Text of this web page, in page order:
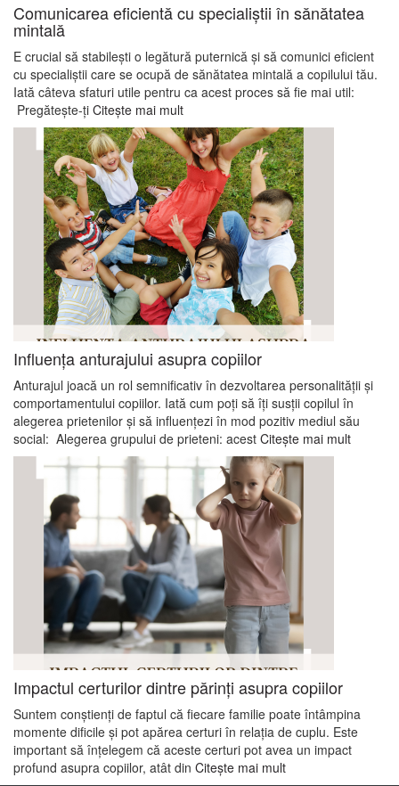
Comunicarea eficientă cu specialiștii în sănătatea
mintală
E crucial să stabilești o legătură puternică și să comunici eficient
cu specialiștii care se ocupă de sănătatea mintală a copilului tău.
Iată câteva sfaturi utile pentru ca acest proces să fie mai util:
Pregătește-ți Citește mai mult
Influența anturajului asupra copiilor
Anturajul joacă un rol semnificativ în dezvoltarea personalității și
comportamentului copiilor. Iată cum poți să îți susții copilul în
alegerea prietenilor și să influențezi în mod pozitiv mediul său
social: Alegerea grupului de prieteni: acest Citește mai mult
Impactul certurilor dintre părinți asupra copiilor
Suntem conștienți de faptul că fiecare familie poate întâmpina
momente dificile și pot apărea certuri în relația de cuplu. Este
important să înțelegem că aceste certuri pot avea un impact
profund asupra copiilor, atât din Citește mai mult